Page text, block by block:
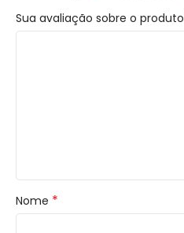
Sua avaliação sobre o produto
Nome *